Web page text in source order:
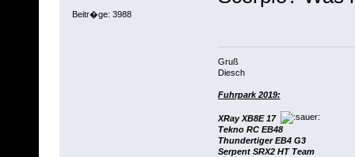
Beitr�ge: 3988
Gruß
Diesch
Fuhrpark 2019:
XRay XB8E 17
Tekno RC EB48
Thundertiger EB4 G3
Serpent SRX2 HT Team